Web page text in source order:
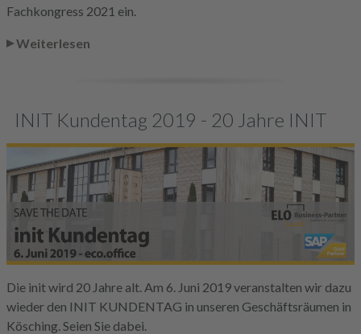
Fachkongress 2021 ein.
Weiterlesen
INIT Kundentag 2019 - 20 Jahre INIT
Die init wird 20 Jahre alt. Am 6. Juni 2019 veranstalten wir dazu
wieder den INIT KUNDENTAG in unseren Geschäftsräumen in
Kösching. Seien Sie dabei.